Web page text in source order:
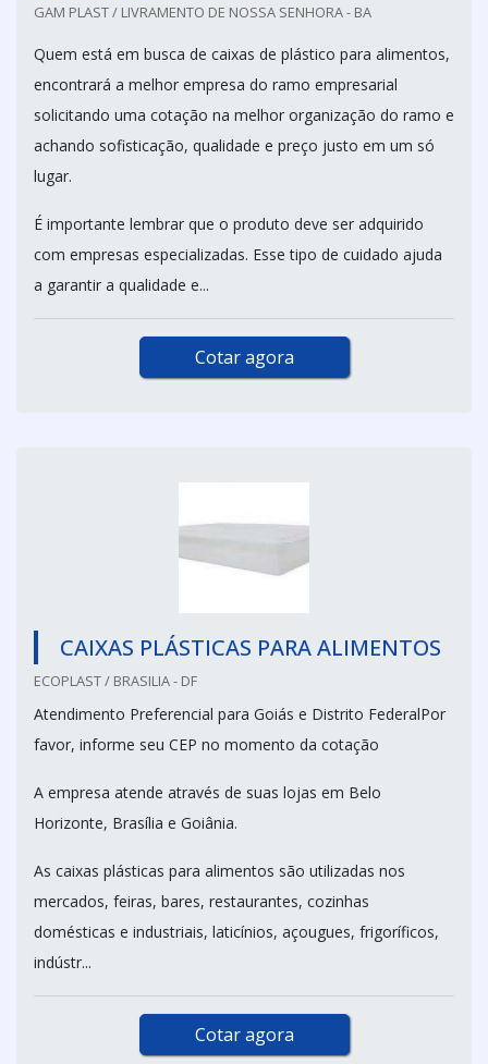
GAM PLAST / LIVRAMENTO DE NOSSA SENHORA - BA
Quem está em busca de caixas de plástico para alimentos,
encontrará a melhor empresa do ramo empresarial
solicitando uma cotação na melhor organização do ramo e
achando sofisticação, qualidade e preço justo em um só
lugar.
É importante lembrar que o produto deve ser adquirido
com empresas especializadas. Esse tipo de cuidado ajuda
a garantir a qualidade e...
Cotar agora
CAIXAS PLÁSTICAS PARA ALIMENTOS
ECOPLAST / BRASILIA - DF
Atendimento Preferencial para Goiás e Distrito FederalPor
favor, informe seu CEP no momento da cotação
A empresa atende através de suas lojas em Belo
Horizonte, Brasília e Goiânia.
As caixas plásticas para alimentos são utilizadas nos
mercados, feiras, bares, restaurantes, cozinhas
domésticas e industriais, laticínios, açougues, frigoríficos,
indústr...
Cotar agora